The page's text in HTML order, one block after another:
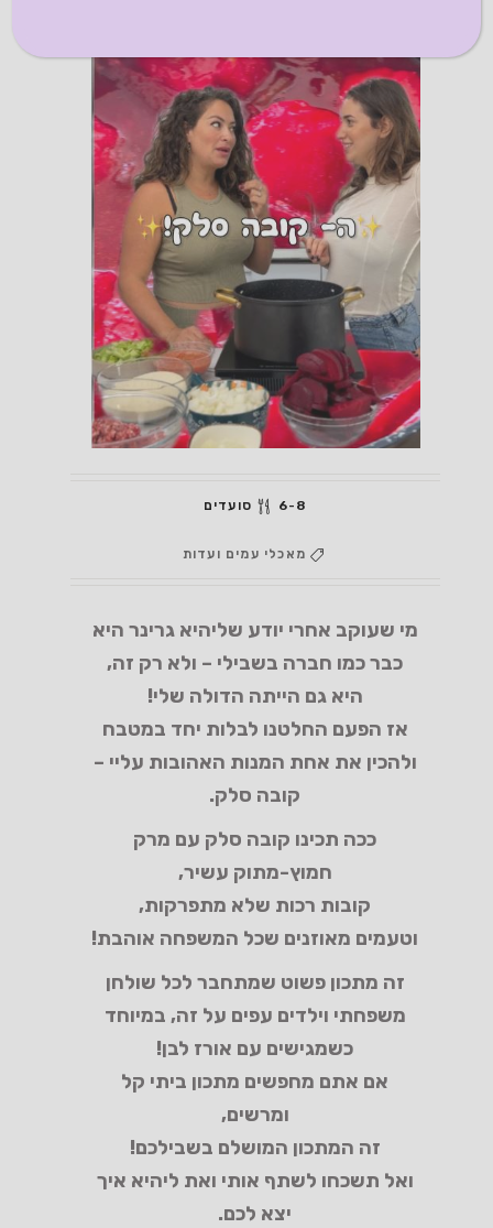
6-8 סועדים
מאכלי עמים ועדות
מי שעוקב אחרי יודע שליהיא גרינר היא
כבר כמו חברה בשבילי – ולא רק זה,
היא גם הייתה הדולה שלי!
אז הפעם החלטנו לבלות יחד במטבח
ולהכין את אחת המנות האהובות עליי –
קובה סלק.
ככה תכינו קובה סלק עם מרק
חמוץ-מתוק עשיר,
קובות רכות שלא מתפרקות,
וטעמים מאוזנים שכל המשפחה אוהבת!
זה מתכון פשוט שמתחבר לכל שולחן
משפחתי וילדים עפים על זה, במיוחד
כשמגישים עם אורז לבן!
אם אתם מחפשים מתכון ביתי קל
ומרשים,
זה המתכון המושלם בשבילכם!
ואל תשכחו לשתף אותי ואת ליהיא איך
יצא לכם.